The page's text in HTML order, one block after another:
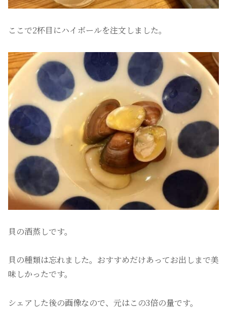
ここで2杯目にハイボールを注文しました。
貝の酒蒸しです。
貝の種類は忘れました。おすすめだけあってお出しまで美
味しかったです。
シェアした後の画像なので、元はこの3倍の量です。